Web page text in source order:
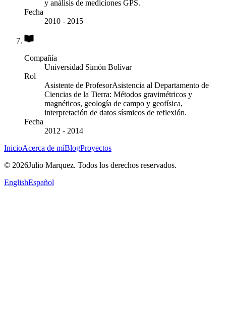
y análisis de mediciones GPS.
Fecha
2010 - 2015
Compañía
Universidad Simón Bolívar
Rol
Asistente de ProfesorAsistencia al Departamento de
Ciencias de la Tierra: Métodos gravimétricos y
magnéticos, geología de campo y geofísica,
interpretación de datos sísmicos de reflexión.
Fecha
2012 - 2014
InicioAcerca de míBlogProyectos
© 2026Julio Marquez. Todos los derechos reservados.
EnglishEspañol